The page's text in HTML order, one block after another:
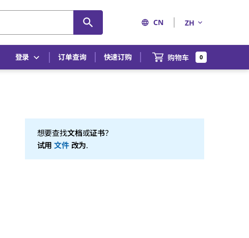
CN ZH
登录 订单查询 快速订购 购物车 0
想要查找文档或证书？
试用 文件 改为.